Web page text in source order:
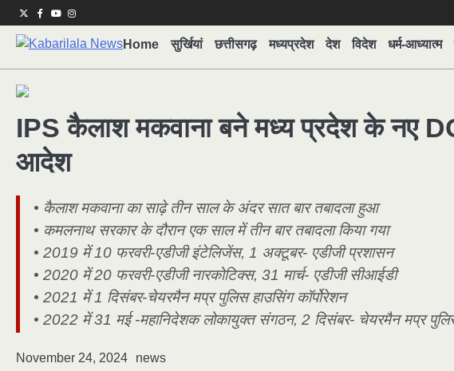
Skip
to
content
Twitter
Facebook
YoutubeInstagram
Home सुर्खियां छत्तीसगढ़ मध्यप्रदेश देश विदेश धर्म-आध्यात्म
IPS कैलाश मकवाना बने मध्य प्रदेश के नए
आदेश
• कैलाश मकवाना का साढ़े तीन साल के अंदर सात बार तबादला हुआ
• कमलनाथ सरकार के दौरान एक साल में तीन बार तबादला किया गया
• 2019 में 10 फरवरी-एडीजी इंटेलिजेंस, 1 अक्टूबर- एडीजी प्रशासन
• 2020 में 20 फरवरी-एडीजी नारकोटिक्स, 31 मार्च- एडीजी सीआईडी
• 2021 में 1 दिसंबर-चेयरमैन मप्र पुलिस हाउसिंग कॉर्पोरेशन
• 2022 में 31 मई -महानिदेशक लोकायुक्त संगठन, 2 दिसंबर- चेयरमैन मप्र पुलिस
November 24, 2024 news